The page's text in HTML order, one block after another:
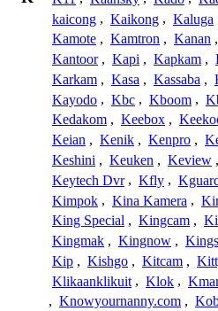
kaicong , Kaikong , Kaluga
Kamote , Kamtron , Kanan ,
Kantoor , Kapi , Kapkam ,
Karkam , Kasa , Kassaba ,
Kayodo , Kbc , Kboom ,
Kedakom , Keebox ,
Keian , Kenik , Kenpro ,
Keshini , Keuken , Keview ,
Keytech Dvr , Kfly ,
Kimpok , Kina Kamera ,
King Special , Kingcam ,
Kingmak , Kingnow ,
Kip , Kishgo , Kitcam ,
Klikaanklikuit , Klok ,
, Knowyournanny.com ,